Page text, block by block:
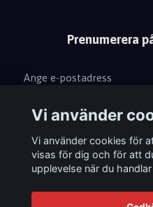
Prenumerera
Vi använder
Vi använder cookies för
visas för dig och för att
upplevelse när du